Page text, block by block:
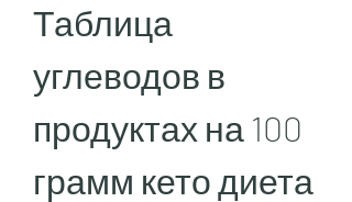
Таблица
углеводов в
продуктах на 100
грамм кето диета